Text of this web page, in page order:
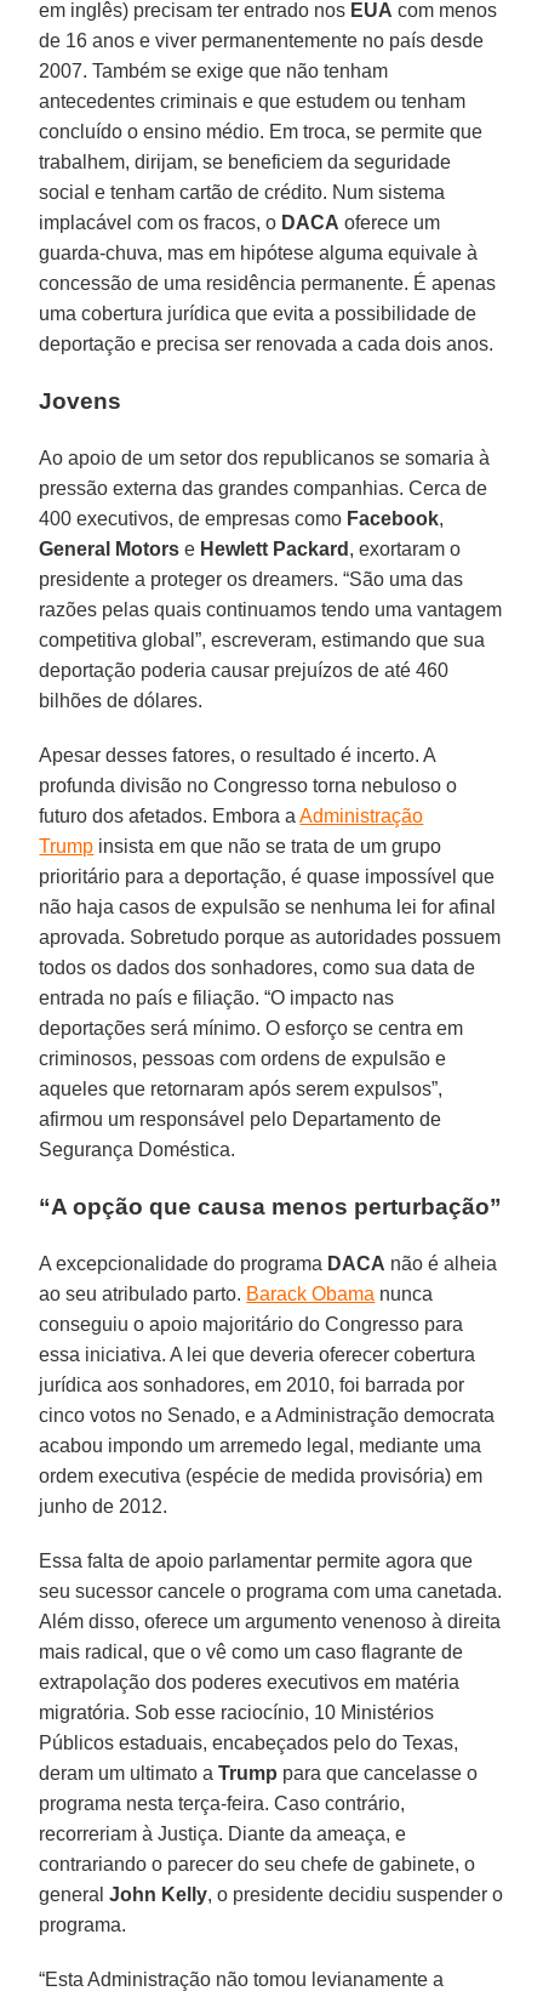
em inglês) precisam ter entrado nos EUA com menos
de 16 anos e viver permanentemente no país desde
2007. Também se exige que não tenham
antecedentes criminais e que estudem ou tenham
concluído o ensino médio. Em troca, se permite que
trabalhem, dirijam, se beneficiem da seguridade
social e tenham cartão de crédito. Num sistema
implacável com os fracos, o DACA oferece um
guarda-chuva, mas em hipótese alguma equivale à
concessão de uma residência permanente. É apenas
uma cobertura jurídica que evita a possibilidade de
deportação e precisa ser renovada a cada dois anos.
Jovens
Ao apoio de um setor dos republicanos se somaria à
pressão externa das grandes companhias. Cerca de
400 executivos, de empresas como Facebook,
General Motors e Hewlett Packard , exortaram o
presidente a proteger os dreamers. “São uma das
razões pelas quais continuamos tendo uma vantagem
competitiva global”, escreveram, estimando que sua
deportação poderia causar prejuízos de até 460
bilhões de dólares.
Apesar desses fatores, o resultado é incerto. A
profunda divisão no Congresso torna nebuloso o
futuro dos afetados. Embora aAdministração
Trump insista em que não se trata de um grupo
prioritário para a deportação, é quase impossível que
não haja casos de expulsão se nenhuma lei for afinal
aprovada. Sobretudo porque as autoridades possuem
todos os dados dos sonhadores, como sua data de
entrada no país e filiação. “O impacto nas
deportações será mínimo. O esforço se centra em
criminosos, pessoas com ordens de expulsão e
aqueles que retornaram após serem expulsos”,
afirmou um responsável pelo Departamento de
Segurança Doméstica.
“A opção que causa menos perturbação”
A excepcionalidade do programa DACA não é alheia
ao seu atribulado parto. Barack Obama nunca
conseguiu o apoio majoritário do Congresso para
essa iniciativa. A lei que deveria oferecer cobertura
jurídica aos sonhadores, em 2010, foi barrada por
cinco votos no Senado, e a Administração democrata
acabou impondo um arremedo legal, mediante uma
ordem executiva (espécie de medida provisória) em
junho de 2012.
Essa falta de apoio parlamentar permite agora que
seu sucessor cancele o programa com uma canetada.
Além disso, oferece um argumento venenoso à direita
mais radical, que o vê como um caso flagrante de
extrapolação dos poderes executivos em matéria
migratória. Sob esse raciocínio, 10 Ministérios
Públicos estaduais, encabeçados pelo do Texas,
deram um ultimato aTrump para que cancelasse o
programa nesta terça-feira. Caso contrário,
recorreriam à Justiça. Diante da ameaça, e
contrariando o parecer do seu chefe de gabinete, o
generalJohn Kelly, o presidente decidiu suspender o
programa.
“Esta Administração não tomou levianamente a